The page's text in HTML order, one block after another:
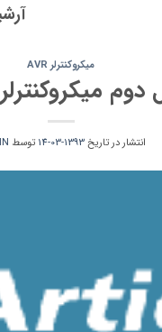
میکروکنترلر AVR
دوم
انتشار در تاریخ1393-03-14 توسط